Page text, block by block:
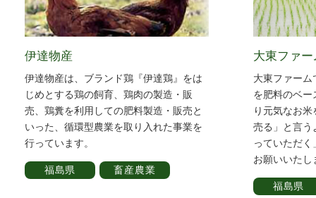
伊達物産
伊達物産は、ブランド鶏『伊達鶏』をは
じめとする鶏の飼育、鶏肉の製造・販
売、鶏糞を利用しての肥料製造・販売と
いった、循環型農業を取り入れた事業を
行っています。
福島県 畜産農業
大東ファー
大東ファー
を肥料のベ
り元気なお
売る」と言う
っていただ
お願いいたし
福島県